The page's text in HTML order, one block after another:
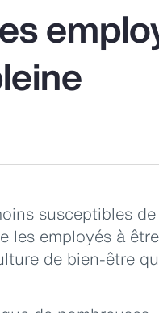
susceptibles de
les employés à
de bien-être